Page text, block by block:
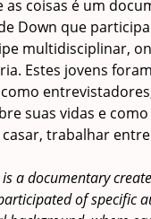
coisas é um
Down que
multidisciplinar,
Estes jovens
suas vidas e
trabalhar
a documentary
of specific